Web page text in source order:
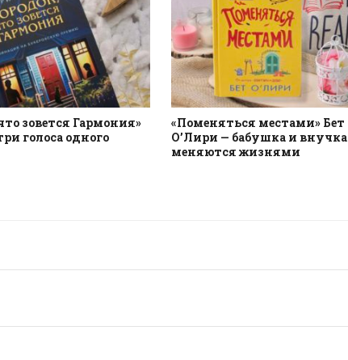
зовется Гармония»
голоса одного
«Поменяться местами» Бет
О’Лири — бабушка и внучка
меняются жизнями